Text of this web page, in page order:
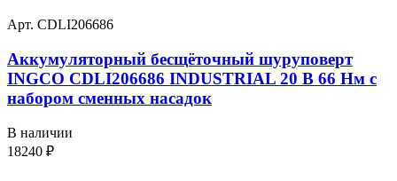
Арт. CDLI206686
Аккумуляторный бесщёточный шуруповерт
INGCO CDLI206686 INDUSTRIAL 20 В 66 Нм с
набором сменных насадок
В наличии
18240 ₽